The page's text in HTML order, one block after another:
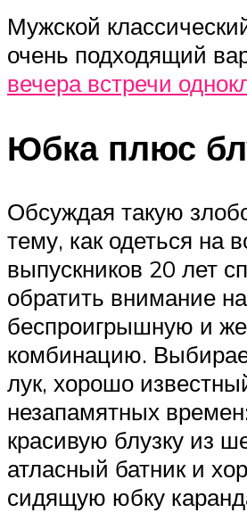
Мужской
очень подходящий
вечера встречи
Юбка плюс
Обсуждая такую
тему, как одеться на
выпускников 20 лет
обратить внимание
беспроигрышную и
комбинацию.
лук, хорошо
незапамятных
красивую блузку из
атласный батник и
сидящую юбку